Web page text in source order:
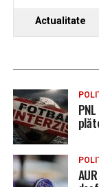
Ultimele știri
Jaf de
păgubită
aproape o
Locuri de
august
vacante
Locuri de
Actualitate